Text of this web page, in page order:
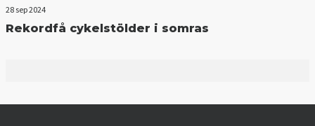
28 sep 2024
Rekordfå cykelstölder i somras